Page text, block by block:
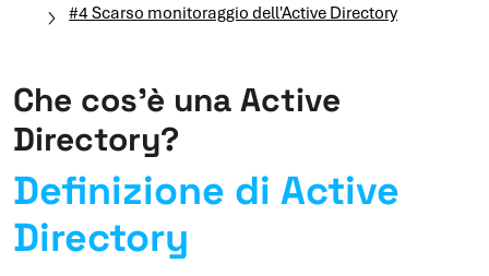
#4 Scarso monitoraggio dell'Active Directory
Che cos’è una Active
Directory?
Definizione di Active
Directory